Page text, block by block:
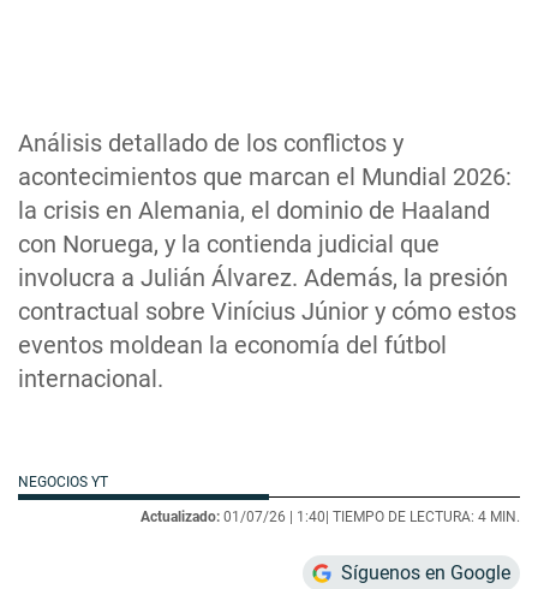
Análisis detallado de los conflictos y
acontecimientos que marcan el Mundial 2026:
la crisis en Alemania, el dominio de Haaland
con Noruega, y la contienda judicial que
involucra a Julián Álvarez. Además, la presión
contractual sobre Vinícius Júnior y cómo estos
eventos moldean la economía del fútbol
internacional.
NEGOCIOS YT
Actualizado: 01/07/26 | 1:40| TIEMPO DE LECTURA: 4 MIN.
Síguenos en Google